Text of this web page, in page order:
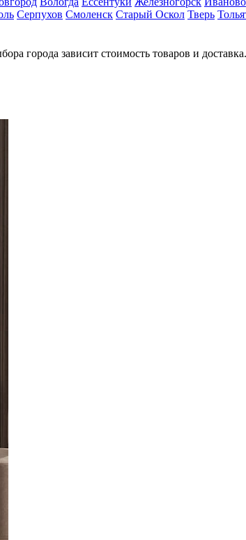
Серпухов Смоленск Старый Оскол Тверь
города зависит стоимость товаров и доставка.